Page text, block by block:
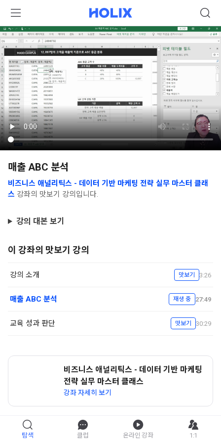
매출 ABC 분석
비즈니스 애널리틱스 - 데이터 기반 마케팅 전략 실무 마스터 클래
스 강좌의 맛보기 강의입니다.
강의 대본 보기
이 강좌의 맛보기 강의
강의 소개 맛보기 3:26
매출 ABC 분석 재생 중 27:49
교육 성과 판단 맛보기 30:29
비즈니스 애널리틱스 - 데이터 기반 마케팅
전략 실무 마스터 클래스
강좌 자세히 보기
탐색 클럽 온라인 강좌 1:1